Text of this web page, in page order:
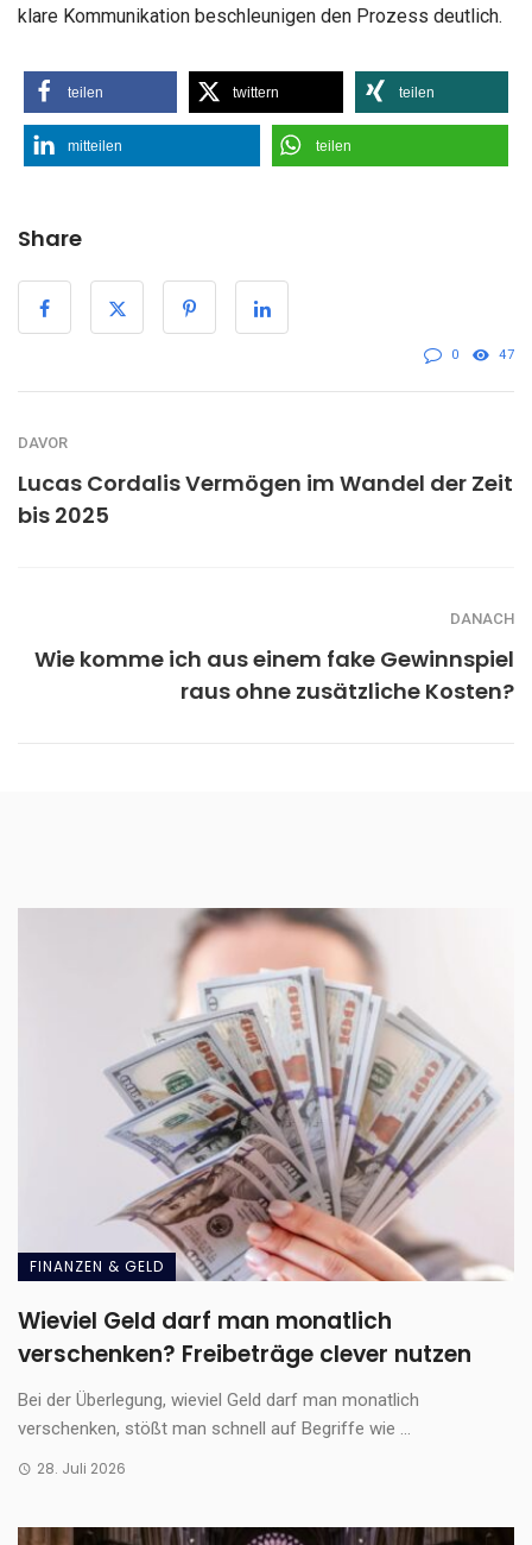
klare Kommunikation beschleunigen den Prozess deutlich.
teilen twittern teilen
mitteilen teilen
Share
0 47
DAVOR
Lucas Cordalis Vermögen im Wandel der Zeit
bis 2025
DANACH
Wie komme ich aus einem fake Gewinnspiel
raus ohne zusätzliche Kosten?
FINANZEN & GELD
Wieviel Geld darf man monatlich
verschenken? Freibeträge clever nutzen
Bei der Überlegung, wieviel Geld darf man monatlich
verschenken, stößt man schnell auf Begriffe wie ...
28. Juli 2026